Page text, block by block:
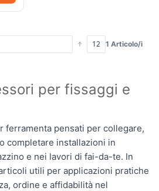
1 Articolo/i
per fissaggi e
ferramenta pensati per collegare,
completare installazioni in
e nei lavori di fai-da-te. In
utili per applicazioni pratiche
ordine e affidabilità nel